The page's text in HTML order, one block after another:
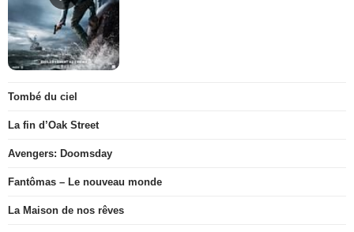
Tombé du ciel
La fin d’Oak Street
Avengers: Doomsday
Fantômas – Le nouveau monde
La Maison de nos rêves